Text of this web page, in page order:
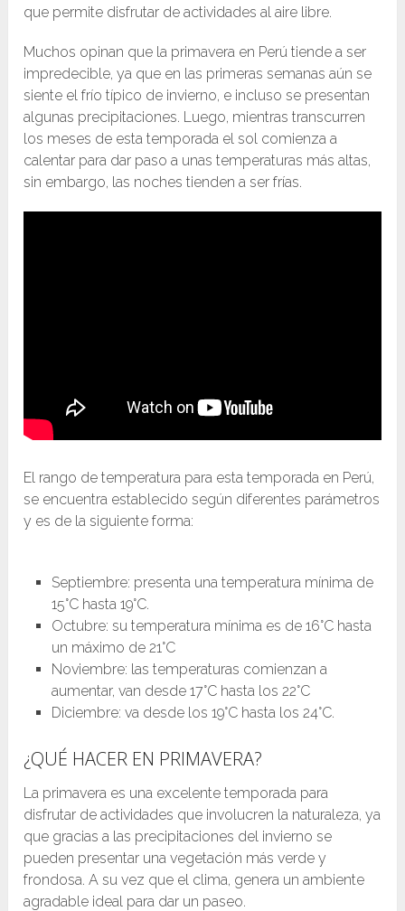
que permite disfrutar de actividades al aire libre.
Muchos opinan que la primavera en Perú tiende a ser
impredecible, ya que en las primeras semanas aún se
siente el frío típico de invierno, e incluso se presentan
algunas precipitaciones. Luego, mientras transcurren
los meses de esta temporada el sol comienza a
calentar para dar paso a unas temperaturas más altas,
sin embargo, las noches tienden a ser frías.
El rango de temperatura para esta temporada en Perú,
se encuentra establecido según diferentes parámetros
y es de la siguiente forma:
Septiembre: presenta una temperatura mínima de
15°C hasta 19°C.
Octubre: su temperatura mínima es de 16°C hasta
un máximo de 21°C
Noviembre: las temperaturas comienzan a
aumentar, van desde 17°C hasta los 22°C
Diciembre: va desde los 19°C hasta los 24°C.
¿QUÉ HACER EN PRIMAVERA?
La primavera es una excelente temporada para
disfrutar de actividades que involucren la naturaleza, ya
que gracias a las precipitaciones del invierno se
pueden presentar una vegetación más verde y
frondosa. A su vez que el clima, genera un ambiente
agradable ideal para dar un paseo.